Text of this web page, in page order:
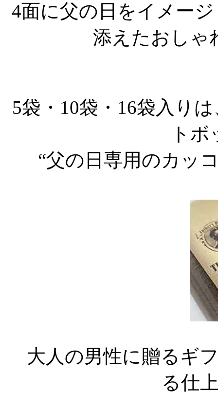
4面に父の日をイメー
添えたおしゃ
5袋・10袋・16袋入り
ト
“父の日専用のカッ
大人の男性に贈るギ
る仕